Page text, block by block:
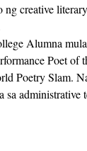
creative
Poet of
Poetry Slam.